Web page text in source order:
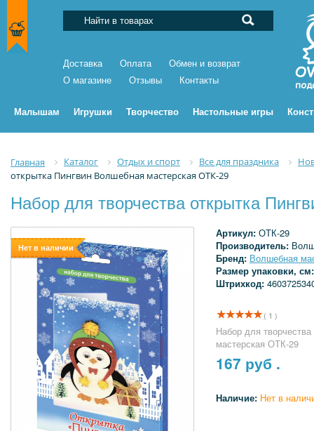
Доставка Оплата
Обмен и возврат
О магазине
Отзывы Контакты
Малышам Игрушки Творчество Настольные игры
Главная Каталог Отдых и спорт Все для праздника
открытка Пингвин Волшебная мастерская ОТК-29
Набор для творчества открытка
Нет в наличии
Артикул: ОТК-29
Производитель:
Бренд: Волшебная
Размер упаковки,
Штрихкод:
( 1 )
Набор для
мастерская ОТК-29
167 руб .
Наличие: Нет в